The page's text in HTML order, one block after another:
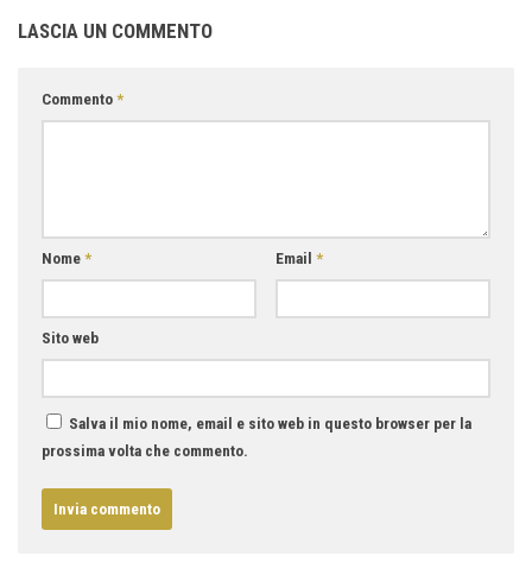
LASCIA UN COMMENTO
Commento *
Nome * Email *
Sito web
Salva il mio nome, email e sito web in questo browser per la
prossima volta che commento.